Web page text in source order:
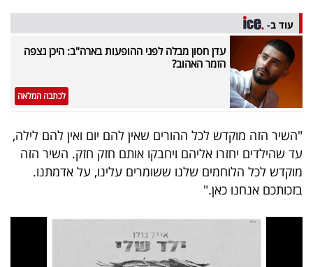
שיתופי
פעולה
דרושים
ניוזלטרים
מייל
אדום
עוד ב-
עדן חסון מבלה לפני ההופעות בארה"ב: היכן נצפה
הזמר האהוב?
לכתבה המלאה
"השיר הזה מוקדש לכל ההורים שאין להם יום ואין להם לילה,
עד שהילדים יחזרו אליהם ויחבקו אותם חזק חזק. השיר הזה
מוקדש לכל הלוחמים שלנו ששומרים עלינו, על אדמתנו.
בזכותכם אנחנו כאן."